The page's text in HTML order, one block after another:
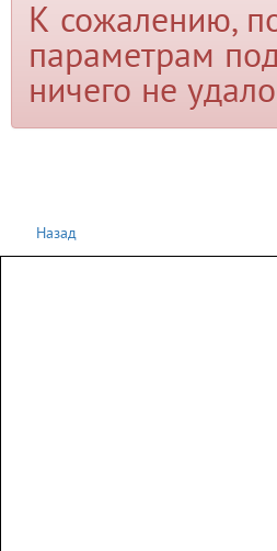
К сожалению,
параметрам
ничего не
Назад